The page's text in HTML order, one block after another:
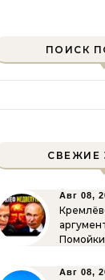
ПОИСК
СВЕЖИЕ
Авг 08,
Помойки
Авг 08,